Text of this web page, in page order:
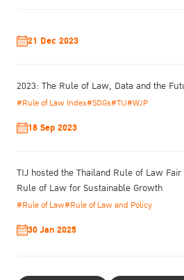
21 Dec 2023
2023: The Rule of Law, Data and the
#Rule of Law Index#SDGs#TIJ#WJP
18 Sep 2023
TIJ hosted the Thailand Rule of Law
Rule of Law for Sustainable Growth
#Rule of Law#Rule of Law and Policy
30 Jan 2025